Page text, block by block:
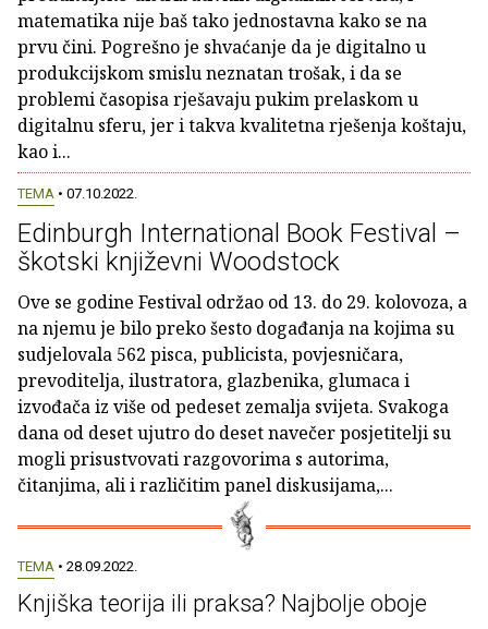
matematika nije baš tako jednostavna kako se na
prvu čini. Pogrešno je shvaćanje da je digitalno u
produkcijskom smislu neznatan trošak, i da se
problemi časopisa rješavaju pukim prelaskom u
digitalnu sferu, jer i takva kvalitetna rješenja koštaju,
kao i...
TEMA • 07.10.2022.
Edinburgh International Book Festival –
škotski književni Woodstock
Ove se godine Festival održao od 13. do 29. kolovoza, a
na njemu je bilo preko šesto događanja na kojima su
sudjelovala 562 pisca, publicista, povjesničara,
prevoditelja, ilustratora, glazbenika, glumaca i
izvođača iz više od pedeset zemalja svijeta. Svakoga
dana od deset ujutro do deset navečer posjetitelji su
mogli prisustvovati razgovorima s autorima,
čitanjima, ali i različitim panel diskusijama,...
TEMA • 28.09.2022.
Knjiška teorija ili praksa? Najbolje oboje